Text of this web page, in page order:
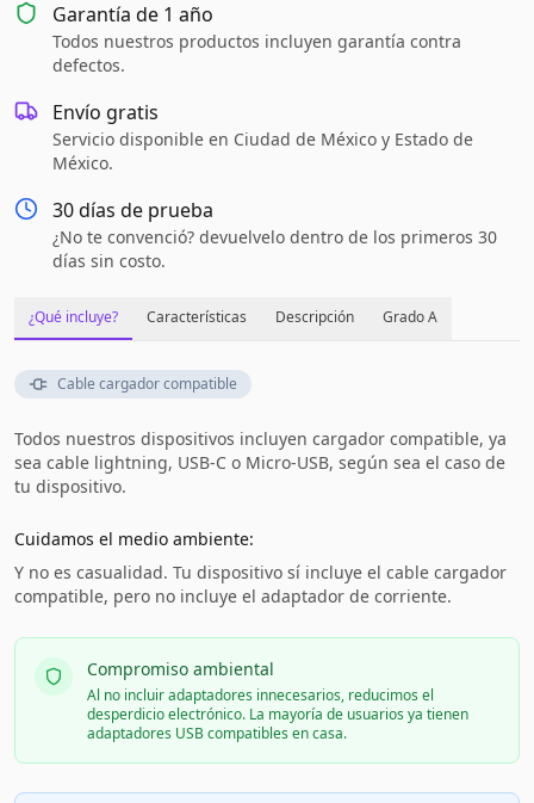
Garantía de 1 año
Todos nuestros productos incluyen garantía contra
defectos.
Envío gratis
Servicio disponible en Ciudad de México y Estado de
México.
30 días de prueba
¿No te convenció? devuelvelo dentro de los primeros 30
días sin costo.
¿Qué incluye? Características Descripción Grado A
Cable cargador compatible
Todos nuestros dispositivos incluyen cargador compatible, ya
sea cable lightning, USB-C o Micro-USB, según sea el caso de
tu dispositivo.
Cuidamos el medio ambiente:
Y no es casualidad. Tu dispositivo sí incluye el cable cargador
compatible, pero no incluye el adaptador de corriente.
Compromiso ambiental
Al no incluir adaptadores innecesarios, reducimos el
desperdicio electrónico. La mayoría de usuarios ya tienen
adaptadores USB compatibles en casa.